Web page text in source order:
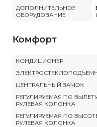
ДОПОЛНИТЕЛЬНОЕ
ОБОРУДОВАНИЕ
Комфорт
КОНДИЦИОНЕР
ЦЕНТРАЛЬНЫЙ ЗАМОК
РЕГУЛИРУЕМАЯ ПО
РУЛЕВАЯ КОЛОНКА
РЕГУЛИРУЕМАЯ ПО
РУЛЕВАЯ КОЛОНКА